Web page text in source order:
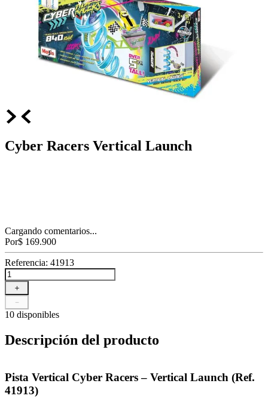
Cyber Racers Vertical Launch
Cargando comentarios...
Por$ 169.900
Referencia: 41913
＋
－
10 disponibles
Descripción del producto
Pista Vertical Cyber Racers – Vertical Launch (Ref.
41913)